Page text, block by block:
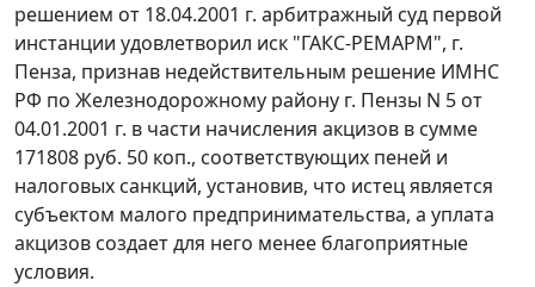
решением от 18.04.2001 г. арбитражный суд первой
инстанции удовлетворил иск "ГАКС-РЕМАРМ", г.
Пенза, признав недействительным решение ИМНС
РФ по Железнодорожному району г. Пензы N 5 от
04.01.2001 г. в части начисления акцизов в сумме
171808 руб. 50 коп., соответствующих пеней и
налоговых санкций, установив, что истец является
субъектом малого предпринимательства, а уплата
акцизов создает для него менее благоприятные
условия.